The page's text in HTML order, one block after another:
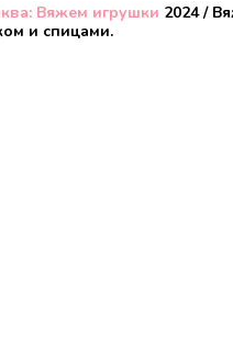
Вяжем игрушки 2024 /
и спицами.